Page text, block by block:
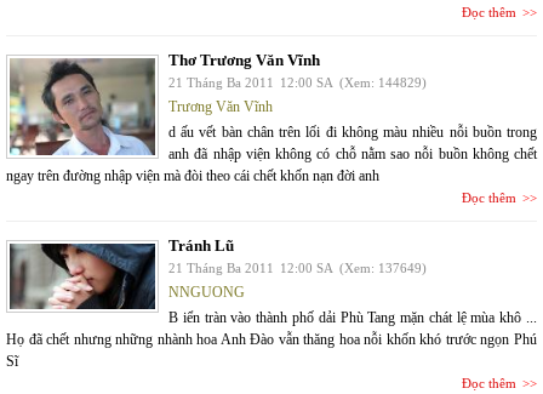
Đọc thêm
Thơ Trương Văn Vĩnh
21 Tháng Ba 2011 12:00 SA (Xem: 144829)
Trương Văn Vĩnh
d ấu vết bàn chân trên lối đi không màu nhiều nỗi buồn trong
anh đã nhập viện không có chỗ nằm sao nỗi buồn không chết
ngay trên đường nhập viện mà đòi theo cái chết khốn nạn đời anh
Đọc thêm
Tránh Lũ
21 Tháng Ba 2011 12:00 SA (Xem: 137649)
NNGUONG
B iển tràn vào thành phố dải Phù Tang mặn chát lệ mùa khô ...
Họ đã chết nhưng những nhành hoa Anh Đào vẫn thăng hoa nỗi khốn khó trước ngọn Phú
Sĩ
Đọc thêm